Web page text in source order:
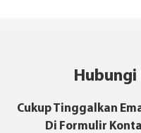
Cukup Tinggalkan
Di Formulir